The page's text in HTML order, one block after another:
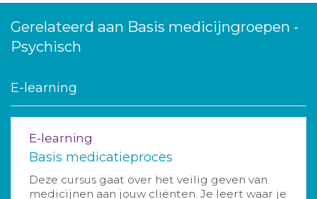
Gerelateerd aan Basis medicijngroepen -
Psychisch
E-learning
E-learning
Basis medicatieproces
Deze cursus gaat over het veilig geven van
medicijnen aan jouw cliënten. Je leert waar je